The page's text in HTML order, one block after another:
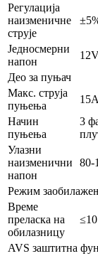
Регулација
наизменичне
струје
Једносмерни
напон
Део за пуњач
Макс. струја
пуњења
15А
Начин
пуњења
3
Улазни
наизменични
напон
80-
Режим
Време
преласка на
обилазницу
AVS заштитна